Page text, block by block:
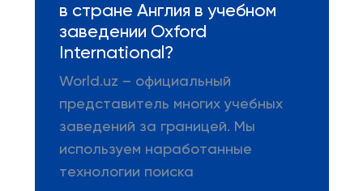
в стране Англия в учебном
заведении Oxford
International?
World.uz – официальный
представитель многих учебных
заведений за границей. Мы
используем наработанные
технологии поиска